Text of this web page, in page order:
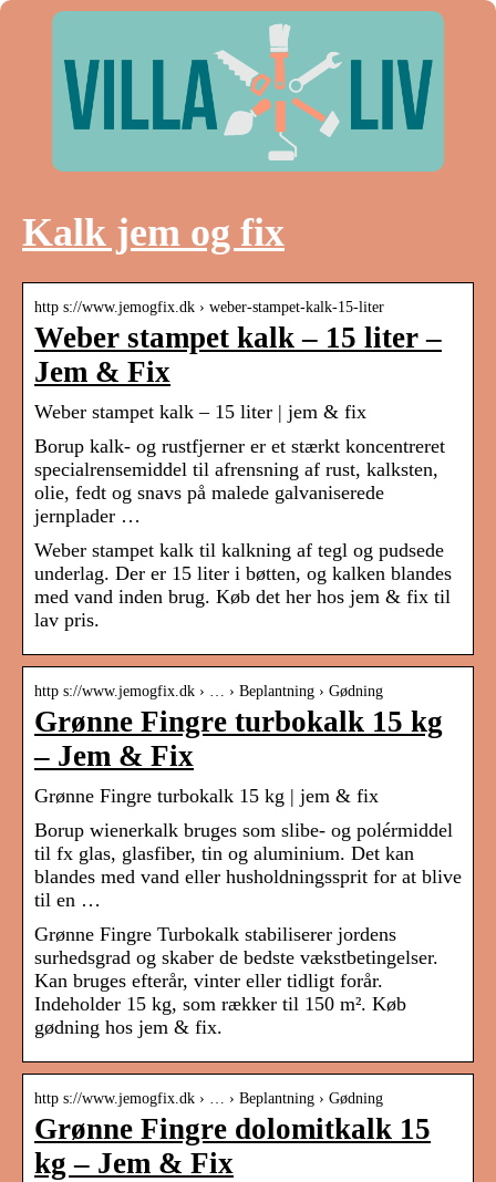
Kalk jem og fix
http s://www.jemogfix.dk › weber-stampet-kalk-15-liter
Weber stampet kalk – 15 liter –
Jem & Fix
Weber stampet kalk – 15 liter | jem & fix
Borup kalk- og rustfjerner er et stærkt koncentreret
specialrensemiddel til afrensning af rust, kalksten,
olie, fedt og snavs på malede galvaniserede
jernplader …
Weber stampet kalk til kalkning af tegl og pudsede
underlag. Der er 15 liter i bøtten, og kalken blandes
med vand inden brug. Køb det her hos jem & fix til
lav pris.
http s://www.jemogfix.dk › … › Beplantning › Gødning
Grønne Fingre turbokalk 15 kg
– Jem & Fix
Grønne Fingre turbokalk 15 kg | jem & fix
Borup wienerkalk bruges som slibe- og polérmiddel
til fx glas, glasfiber, tin og aluminium. Det kan
blandes med vand eller husholdningssprit for at blive
til en …
Grønne Fingre Turbokalk stabiliserer jordens
surhedsgrad og skaber de bedste vækstbetingelser.
Kan bruges efterår, vinter eller tidligt forår.
Indeholder 15 kg, som rækker til 150 m². Køb
gødning hos jem & fix.
http s://www.jemogfix.dk › … › Beplantning › Gødning
Grønne Fingre dolomitkalk 15
kg – Jem & Fix